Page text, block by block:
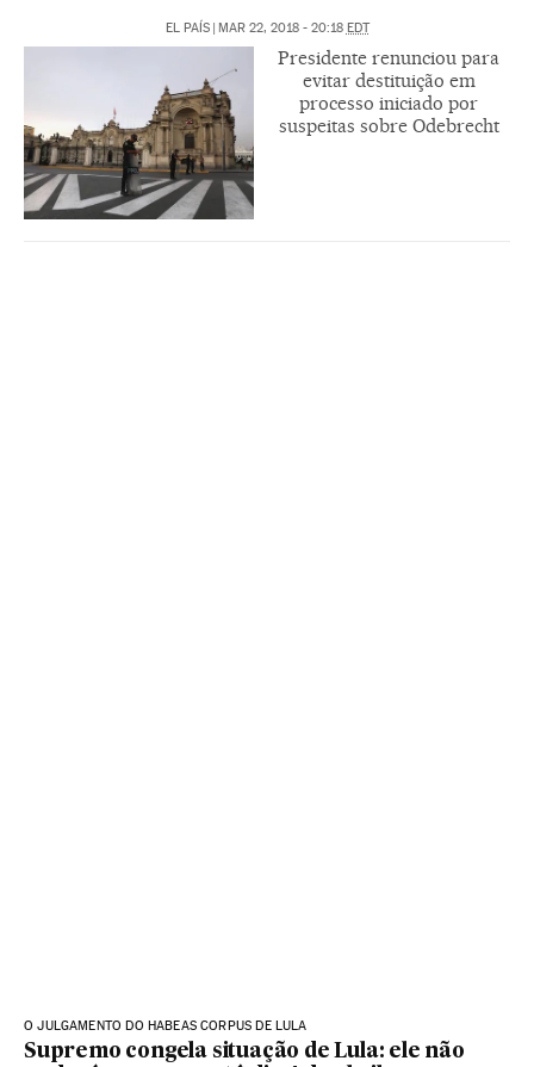
EL PAÍS MAR 22, 2018 - 20:18 EDT
Presidente renunciou para
evitar destituição em
processo iniciado por
suspeitas sobre Odebrecht
O JULGAMENTO DO HABEAS CORPUS DE LULA
Supremo congela situação de Lula: ele não